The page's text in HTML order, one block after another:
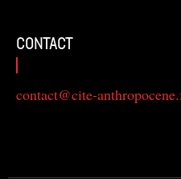
contact
contact@cite-